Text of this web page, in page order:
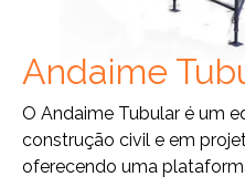
Andaime
O Andaime Tubular é um
construção civil e em
oferecendo uma